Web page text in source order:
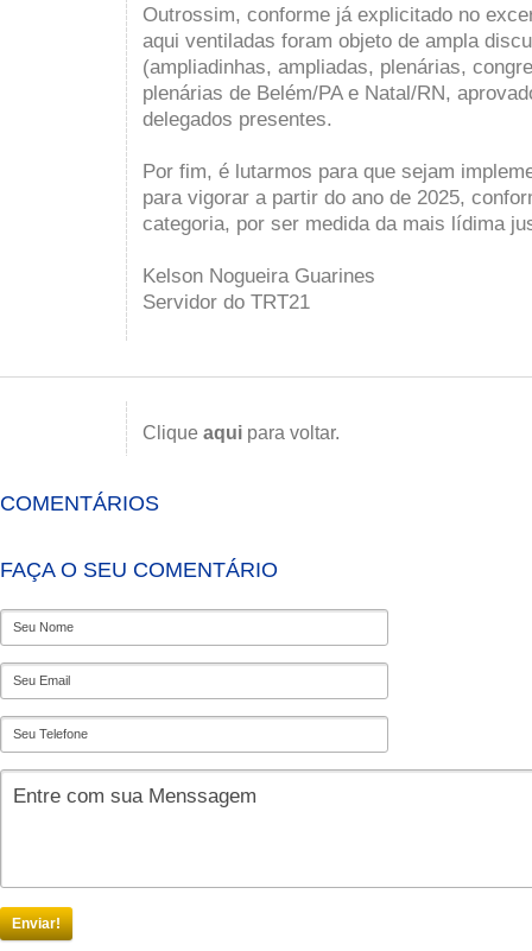
Outrossim, conforme já explicitado no
aqui ventiladas foram objeto de ampla
(ampliadinhas, ampliadas, plenárias,
plenárias de Belém/PA e Natal/RN,
delegados presentes.
Por fim, é lutarmos para que sejam
para vigorar a partir do ano de 2025,
categoria, por ser medida da mais lídima
Kelson Nogueira Guarines
Servidor do TRT21
Clique aqui para voltar.
COMENTÁRIOS
FAÇA O SEU COMENTÁRIO
Enviar!